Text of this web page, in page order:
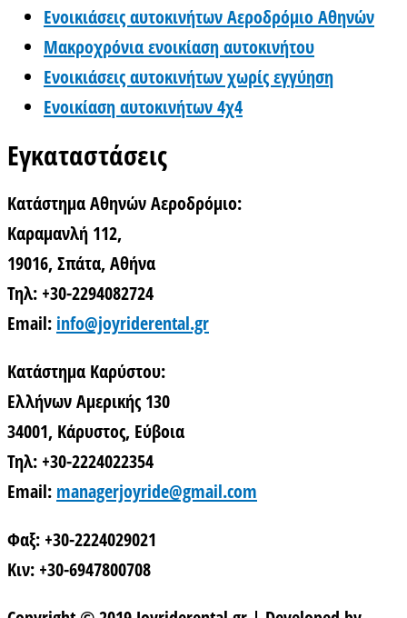
Ενοικιάσεις αυτοκινήτων Αεροδρόμιο Αθηνών
Μακροχρόνια ενοικίαση αυτοκινήτου
Ενοικιάσεις αυτοκινήτων χωρίς εγγύηση
Ενοικίαση αυτοκινήτων 4χ4
Εγκαταστάσεις
Κατάστημα Αθηνών Αεροδρόμιο:
Καραμανλή 112,
19016, Σπάτα, Αθήνα
Τηλ: +30-2294082724
Email: info@joyriderental.gr
Κατάστημα Καρύστου:
Ελλήνων Αμερικής 130
34001, Κάρυστος, Εύβοια
Τηλ: +30-2224022354
Email: managerjoyride@gmail.com
Φαξ: +30-2224029021
Κιν: +30-6947800708